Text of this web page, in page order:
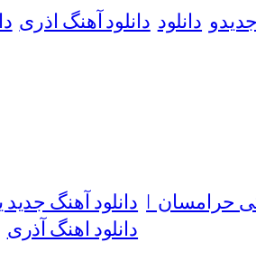
جدیدو دانلود دانلود آهنگ اذری
کی حرامسان | دانلود آهنگ
دانلود اهنگ آذری